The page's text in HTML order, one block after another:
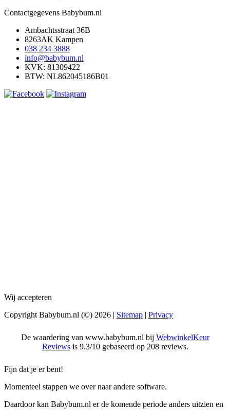
Contactgegevens Babybum.nl
Ambachtsstraat 36B
8263AK Kampen
038 234 3888
info@babybum.nl
KVK: 81309422
BTW: NL862045186B01
Wij accepteren
Copyright Babybum.nl (©) 2026 | Sitemap | Privacy
De waardering van www.babybum.nl bij WebwinkelKeur
Reviewsis 9.3/10 gebaseerd op 208 reviews.
Fijn dat je er bent!
Momenteel stappen we over naar andere software.
Daardoor kan Babybum.nl er de komende periode anders uitzien en